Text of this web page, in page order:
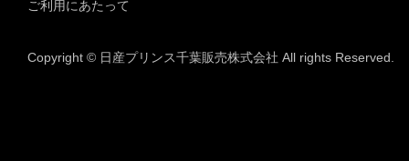
ご利用にあたって
Copyright © 日産プリンス千葉販売株式会社 All rights Reserved.